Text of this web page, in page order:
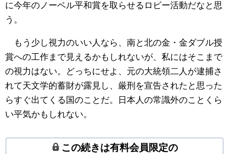
に今年のノーベル平和賞を取らせるロビー活動だなと思
う。
もう少し視力のいい人なら、南と北の金・金ダブル授
賞への工作まで見えるかもしれないが、私にはそこまで
の視力はない。どっちにせよ、元の大統領二人が逮捕さ
れて天文学的蓄財が露見し、厳刑を宣告されたと思った
らすぐ出てくる国のことだ。日本人の常識外のことくら
い平気かもしれない。
この続きは有料会員限定の